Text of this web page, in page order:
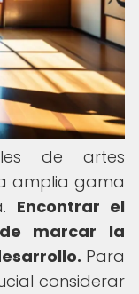
de artes
amplia gama
Encontrar el
marcar la
Para
considerar